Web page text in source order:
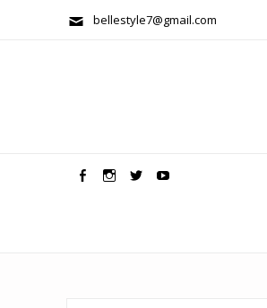
bellestyle7@gmail.com